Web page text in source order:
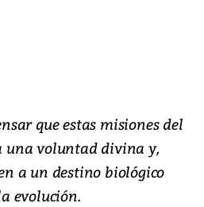
que estas misiones del
una voluntad divina y,
a un destino biológico
evolución.